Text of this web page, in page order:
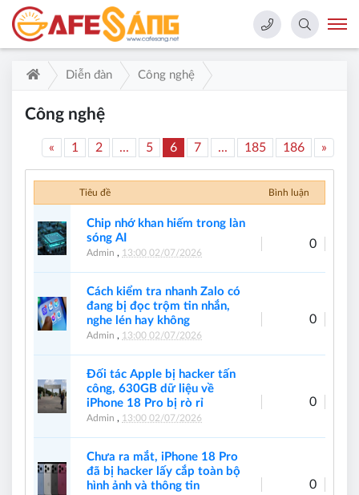
Diễn đàn Công nghệ
Công nghệ
« 1 2 ... 5 6 7 ... 185 186 »
Tiêu đề Bình luận
Chip nhớ khan hiếm trong làn
sóng AI
Admin , 13:00 02/07/2026
0
Cách kiểm tra nhanh Zalo có
đang bị đọc trộm tin nhắn,
nghe lén hay không
Admin , 13:00 02/07/2026
0
Đối tác Apple bị hacker tấn
công, 630GB dữ liệu về
iPhone 18 Pro bị rò rỉ
Admin , 13:00 02/07/2026
0
Chưa ra mắt, iPhone 18 Pro
đã bị hacker lấy cắp toàn bộ
hình ảnh và thông tin
0